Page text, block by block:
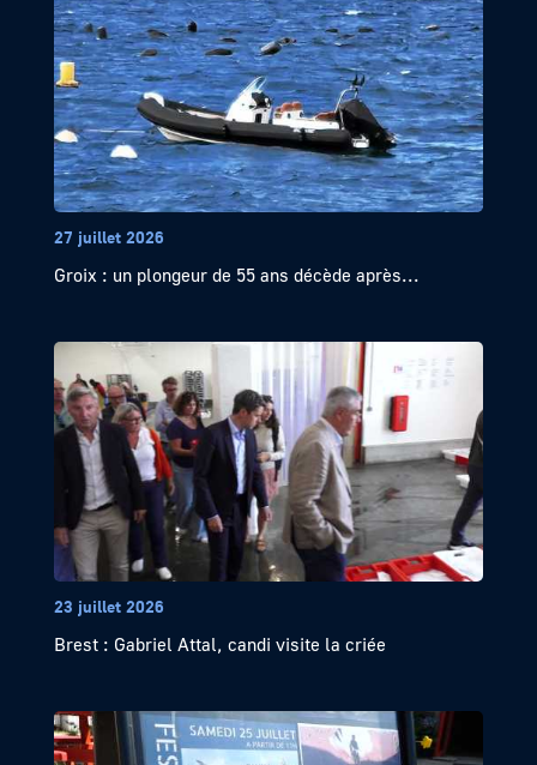
27 juillet 2026
Groix : un plongeur de 55 ans décède après...
23 juillet 2026
Brest : Gabriel Attal, candi visite la criée